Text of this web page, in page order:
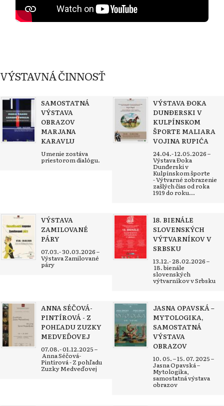
VÝSTAVNÁ ČINNOSŤ
SAMOSTATNÁ
VÝSTAVA
OBRAZOV
MARJANA
KARAVLU
Umenie zostáva
priestorom dialógu.
VÝSTAVA ĐOKA
DUNĐERSKI V
KULPÍNSKOM
ŠPORTE MALIARA
VOJINA RUPIĆA
24.04.- 12.05.2026 –
Výstava Đoka
Dunđerski v
Kulpínskom športe
- Výtvarné zobrazenie
zašlých čias od roka
1919 do roku...
VÝSTAVA
ZAMILOVANÉ
PÁRY
07.03.- 30.03.2026 –
Výstava Zamilované
páry
18. BIENÁLE
SLOVENSKÝCH
VÝTVARNÍKOV V
SRBSKU
13.12.- 28.02.2026 –
18. bienále
slovenských
výtvarníkov v Srbsku
ANNA SÉČOVÁ-
PINTÍROVÁ - Z
POHĽADU ZUZKY
MEDVEĎOVEJ
07.08.- 01.12.2025 –
Anna Séčová-
Pintírová - Z pohľadu
Zuzky Medveďovej
JASNA OPAVSKÁ –
MYTOLOGIKA,
SAMOSTATNÁ
VÝSTAVA
OBRAZOV
10. 05. – 15. 07. 2025 –
Jasna Opavská –
Mytologika,
samostatná výstava
obrazov